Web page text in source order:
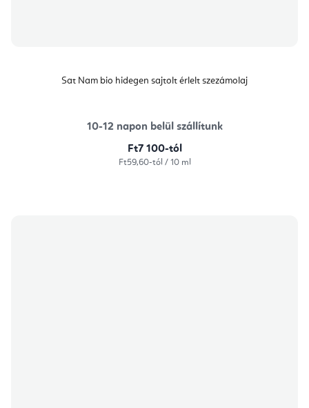
Sat Nam bio hidegen sajtolt érlelt szezámolaj
10-12 napon belül szállítunk
Ft7 100-tól
Egységár:
Ft59,60-tól / 10 ml